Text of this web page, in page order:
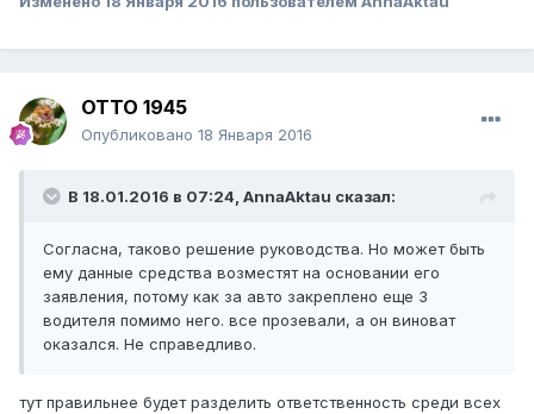
ОТТО 1945
Опубликовано 18 Января 2016
В 18.01.2016 в 07:24, AnnaAktau сказал:
Согласна, таково решение руководства. Но может быть
ему данные средства возместят на основании его
заявления, потому как за авто закреплено еще 3
водителя помимо него. все прозевали, а он виноват
оказался. Не справедливо.
тут правильнее будет разделить ответственность среди всех